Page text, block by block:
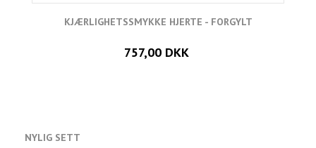
KJÆRLIGHETSSMYKKE HJERTE - FORGYLT
757,00 DKK
NYLIG SETT